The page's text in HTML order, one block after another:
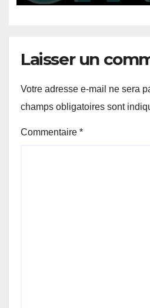
Laisser un
Votre adresse e-mail ne sera
champs obligatoires sont
Commentaire *